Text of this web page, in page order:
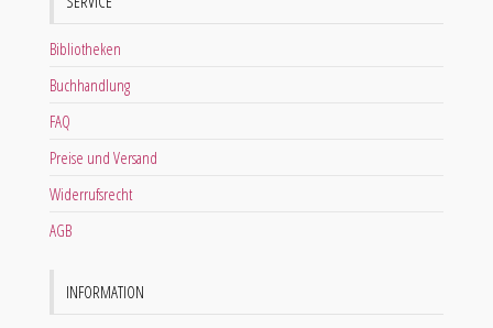
Bibliotheken
Buchhandlung
FAQ
Preise und Versand
Widerrufsrecht
AGB
INFORMATION